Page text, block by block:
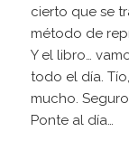
cierto que se
método de
Y el libro…
todo el día.
mucho.
Ponte al día…